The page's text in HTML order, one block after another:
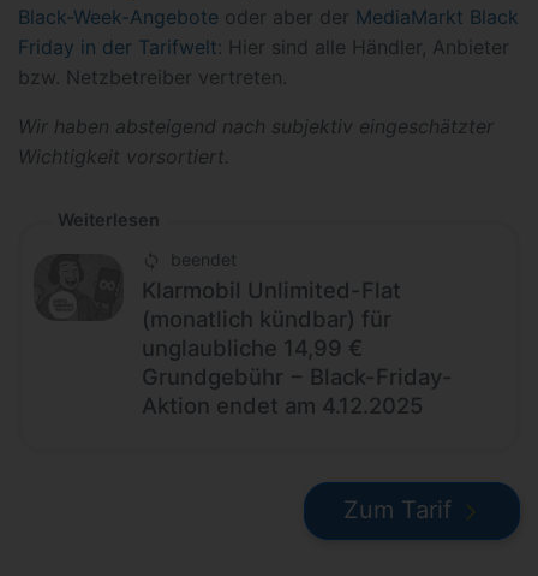
Black-Week-Angebote oder aber der MediaMarkt Black
Friday in der Tarifwelt: Hier sind alle Händler, Anbieter
bzw. Netzbetreiber vertreten.
Wir haben absteigend nach subjektiv eingeschätzter
Wichtigkeit vorsortiert.
Weiterlesen
beendet
Klarmobil Unlimited-Flat
(monatlich kündbar) für
unglaubliche 14,99 €
Grundgebühr − Black-Friday-
Aktion endet am 4.12.2025
Zum Tarif